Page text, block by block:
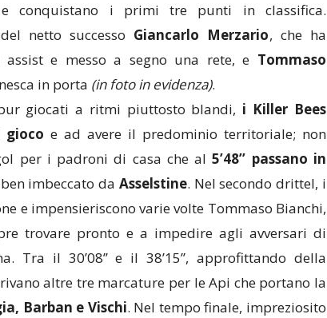
e conquistano i primi tre punti in classifica.
netto successo Giancarlo Merzario, che ha
e messo a segno una rete, e Tommaso
in porta (in foto in evidenza).
giocati a ritmi piuttosto blandi, i Killer Bees
gioco e ad avere il predominio territoriale; non
per i padroni di casa che al5’48’’ passano in
imbeccato da Asselstine. Nel secondo drittel, i
e impensieriscono varie volte Tommaso Bianchi,
trovare pronto e a impedire agli avversari di
Tra il 30’08’’ e il 38’15’’, approfittando della
altre tre marcature per le Api che portano la
Barban e Vischi. Nel tempo finale, impreziosito